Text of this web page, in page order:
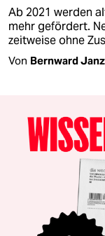
Ab 2021 werden
mehr gefördert.
zeitweise ohne
Von Bernward